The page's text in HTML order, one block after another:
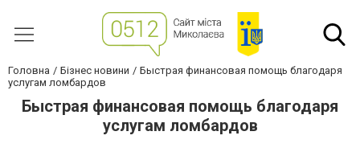
Головна Бізнес новини
Быстрая финансовая помощь благодаря
услугам ломбардов
Быстрая финансовая помощь благодаря
услугам ломбардов